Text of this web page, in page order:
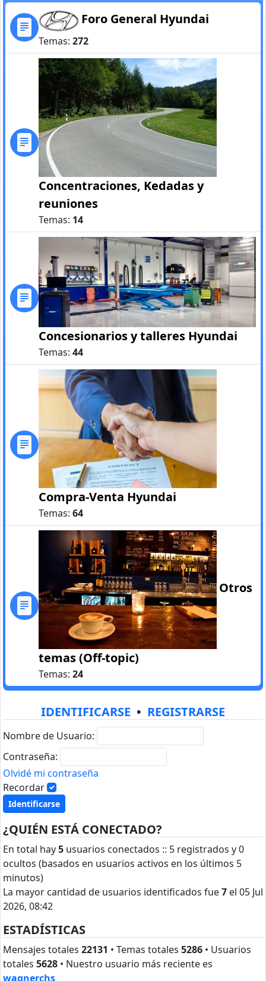
Foro General Hyundai
Temas: 272
Concentraciones, Kedadas y
reuniones
Temas: 14
Concesionarios y talleres Hyundai
Temas: 44
Compra-Venta Hyundai
Temas: 64
Otros
temas (Off-topic)
Temas: 24
IDENTIFICARSE • REGISTRARSE
Nombre de Usuario:
Contraseña:
Olvidé mi contraseña
Recordar
¿QUIÉN ESTÁ CONECTADO?
En total hay5 usuarios conectados :: 5 registrados y 0
ocultos (basados en usuarios activos en los últimos 5
minutos)
La mayor cantidad de usuarios identificados fue7 el 05 Jul
2026, 08:42
ESTADÍSTICAS
Mensajes totales 22131 • Temas totales 5286 • Usuarios
totales 5628 • Nuestro usuario más reciente es
wagnerchs